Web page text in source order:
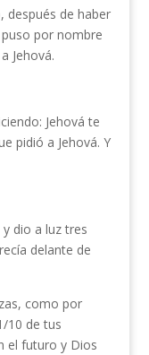
después de haber
por nombre
Jehová.
Jehová te
pidió a Jehová. Y
dio a luz tres
delante de
como por
10 de tus
el futuro y Dios